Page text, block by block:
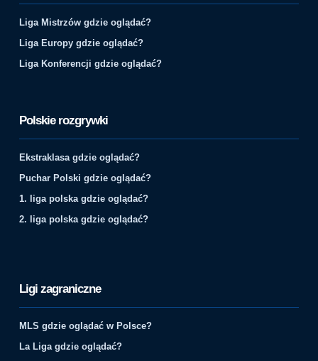
Liga Mistrzów gdzie oglądać?
Liga Europy gdzie oglądać?
Liga Konferencji gdzie oglądać?
Polskie rozgrywki
Ekstraklasa gdzie oglądać?
Puchar Polski gdzie oglądać?
1. liga polska gdzie oglądać?
2. liga polska gdzie oglądać?
Ligi zagraniczne
MLS gdzie oglądać w Polsce?
La Liga gdzie oglądać?